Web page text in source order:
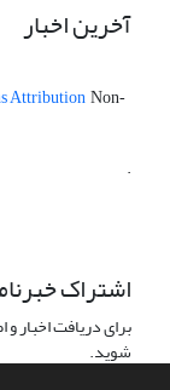
آخرین اخبار
Attribution Non-
.
اشتراک
برای دریافت اخبار
شوید.